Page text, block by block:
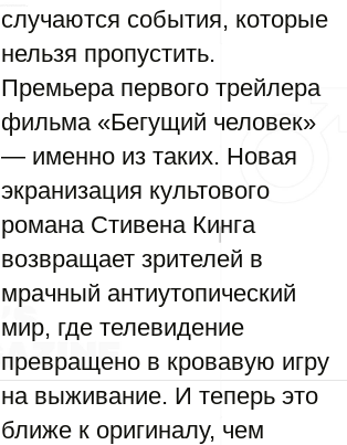
случаются события, которые
нельзя пропустить.
Премьера первого трейлера
фильма «Бегущий человек»
— именно из таких. Новая
экранизация культового
романа Стивена Кинга
возвращает зрителей в
мрачный антиутопический
мир, где телевидение
превращено в кровавую игру
на выживание. И теперь это
ближе к оригиналу, чем